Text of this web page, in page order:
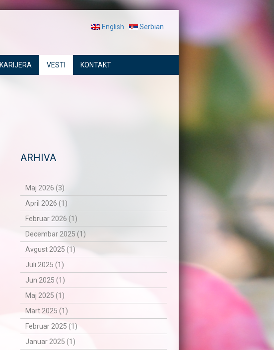
English Serbian
KARIJERA VESTI KONTAKT
ARHIVA
Maj 2026 (3)
April 2026 (1)
Februar 2026 (1)
Decembar 2025 (1)
Avgust 2025 (1)
Juli 2025 (1)
Jun 2025 (1)
Maj 2025 (1)
Mart 2025 (1)
Februar 2025 (1)
Januar 2025 (1)